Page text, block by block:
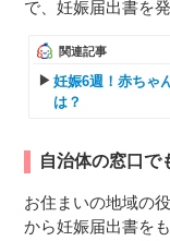
で、妊娠届出書を
関連記事
妊娠6週！赤ちゃ
は？
自治体の窓口で
お住まいの地域の
から妊娠届出書を